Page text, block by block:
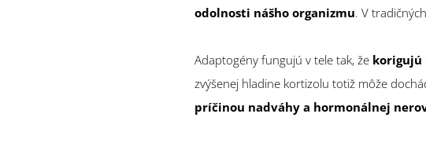
odolnosti nášho organizmu. V
Adaptogény fungujú v tele tak, že korigujú
zvýšenej hladine kortizolu totiž môže
príčinou nadváhy a hormonálnej